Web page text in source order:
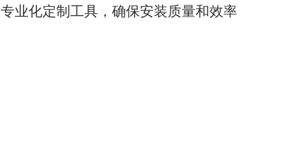
专业化定制工具，确保安装质量和效率